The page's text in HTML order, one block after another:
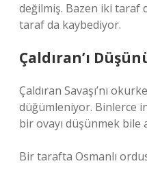
değilmiş. Bazen iki taraf
taraf da kaybediyor.
Çaldıran’ı
Çaldıran Savaşı’nı
düğümleniyor. Binlerce
bir ovayı düşünmek bile
Bir tarafta Osmanlı